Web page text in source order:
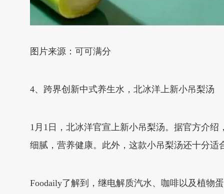
图片来源：可可满分
4、跨界创新中式养生水，北冰洋上新小吊梨汤
1月1日，北冰洋官宣上新小吊梨汤。据官方介
细腻，营养健康。此外，这款小吊梨汤还十分
Foodaily了解到，继电解质汽水、咖啡以及植物